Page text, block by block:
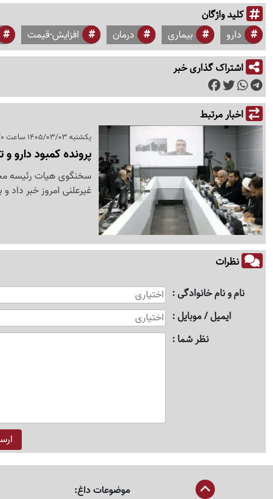
کلید واژگان
دارو بیماری درمان افزایش-قیمت
اشتراک گذاری خبر
اخبار مرتبط
یکشنبه 1405/03/03 ساعت 15:20
پرونده کمبود
سخنگوی هیات رئیسه
غیرعلنی امروز خبر داد
نظرات
نام و نام خانوادگی
ایمیل / موبایل
نظر شما
موضوعات داغ: